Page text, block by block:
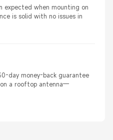
when mounting on
is solid with no issues in
day money-back guarantee
a rooftop antenna—